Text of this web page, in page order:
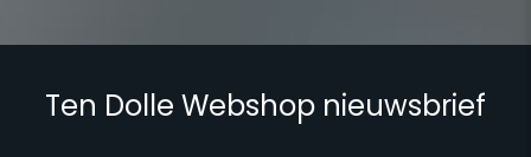
Ten Dolle Webshop nieuwsbrief